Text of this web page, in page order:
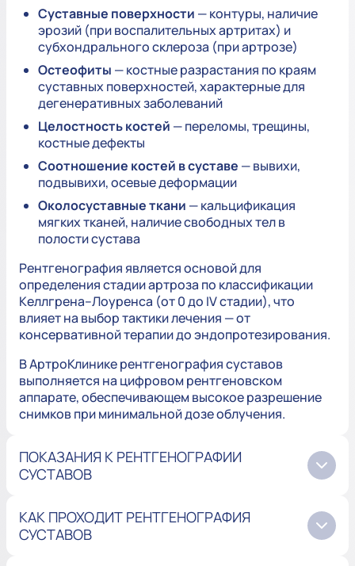
Суставные поверхности — контуры, наличие
эрозий (при воспалительных артритах) и
субхондрального склероза (при артрозе)
Остеофиты — костные разрастания по краям
суставных поверхностей, характерные для
дегенеративных заболеваний
Целостность костей — переломы, трещины,
костные дефекты
Соотношение костей в суставе — вывихи,
подвывихи, осевые деформации
Околосуставные ткани — кальцификация
мягких тканей, наличие свободных тел в
полости сустава
Рентгенография является основой для
определения стадии артроза по классификации
Келлгрена–Лоуренса (от 0 до IV стадии), что
влияет на выбор тактики лечения — от
консервативной терапии до эндопротезирования.
В АртроКлинике рентгенография суставов
выполняется на цифровом рентгеновском
аппарате, обеспечивающем высокое разрешение
снимков при минимальной дозе облучения.
ПОКАЗАНИЯ К РЕНТГЕНОГРАФИИ
СУСТАВОВ
КАК ПРОХОДИТ РЕНТГЕНОГРАФИЯ
СУСТАВОВ